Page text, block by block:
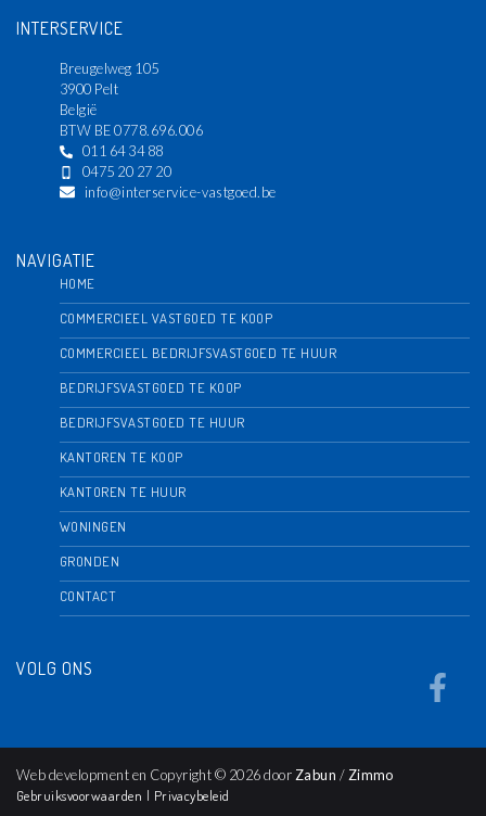
INTERSERVICE
Breugelweg 105
3900 Pelt
België
BTW BE 0778.696.006
011 64 34 88
0475 20 27 20
info@interservice-vastgoed.be
NAVIGATIE
HOME
COMMERCIEEL VASTGOED TE KOOP
COMMERCIEEL BEDRIJFSVASTGOED TE HUUR
BEDRIJFSVASTGOED TE KOOP
BEDRIJFSVASTGOED TE HUUR
KANTOREN TE KOOP
KANTOREN TE HUUR
WONINGEN
GRONDEN
CONTACT
VOLG ONS
Web development en Copyright © 2026 doorZabun /Zimmo
Gebruiksvoorwaarden | Privacybeleid